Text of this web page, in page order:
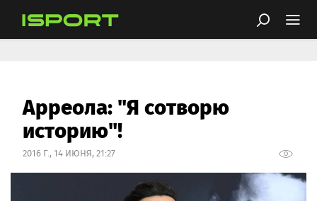
Арреола: "Я сотворю
историю"!
2016 Г., 14 ИЮНЯ, 21:27